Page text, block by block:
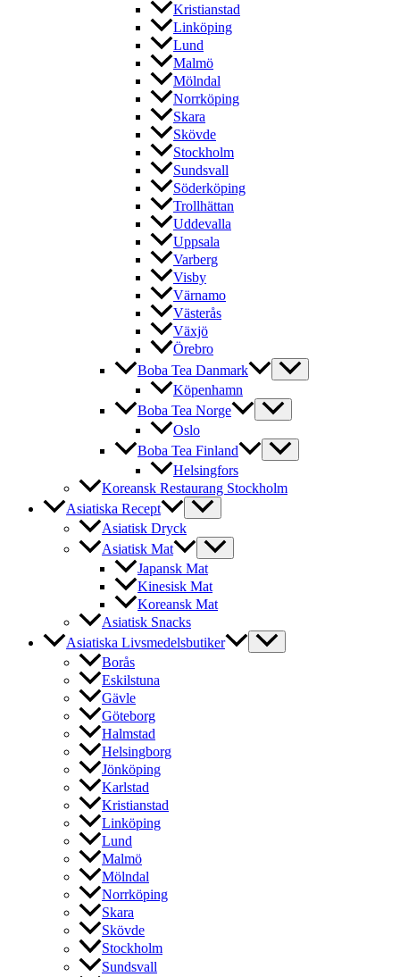
Kristianstad
Linköping
Lund
Malmö
Mölndal
Norrköping
Skara
Skövde
Stockholm
Sundsvall
Söderköping
Trollhättan
Uddevalla
Uppsala
Varberg
Visby
Värnamo
Västerås
Växjö
Örebro
Boba Tea Danmark
Köpenhamn
Boba Tea Norge
Oslo
Boba Tea Finland
Helsingfors
Koreansk Restaurang Stockholm
Asiatiska Recept
Asiatisk Dryck
Asiatisk Mat
Japansk Mat
Kinesisk Mat
Koreansk Mat
Asiatisk Snacks
Asiatiska Livsmedelsbutiker
Borås
Eskilstuna
Gävle
Göteborg
Halmstad
Helsingborg
Jönköping
Karlstad
Kristianstad
Linköping
Lund
Malmö
Mölndal
Norrköping
Skara
Skövde
Stockholm
Sundsvall